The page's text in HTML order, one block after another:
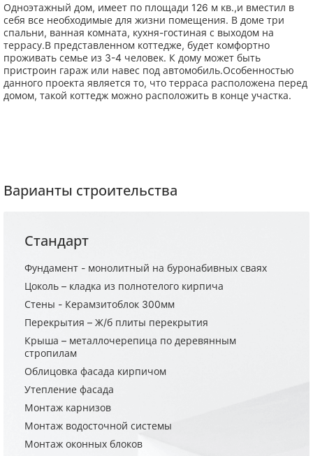
Одноэтажный дом, имеет по площади 126 м кв.,и вместил в
себя все необходимые для жизни помещения. В доме три
спальни, ванная комната, кухня-гостиная с выходом на
террасу.В представленном коттедже, будет комфортно
проживать семье из 3-4 человек. К дому может быть
пристроин гараж или навес под автомобиль.Особенностью
данного проекта является то, что терраса расположена перед
домом, такой коттедж можно расположить в конце участка.
Варианты строительства
Стандарт
Фундамент - монолитный на буронабивных сваях
Цоколь – кладка из полнотелого кирпича
Стены - Керамзитоблок 300мм
Перекрытия – Ж/б плиты перекрытия
Крыша – металлочерепица по деревянным
стропилам
Облицовка фасада кирпичом
Утепление фасада
Монтаж карнизов
Монтаж водосточной системы
Монтаж оконных блоков